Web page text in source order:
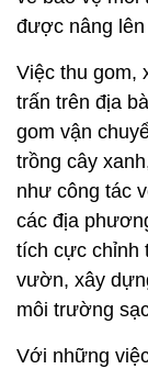
được nâng lên
Việc thu gom,
trấn trên địa
gom vận
trồng cây
như công tác
các địa
tích cực chỉnh
vườn, xây
môi trường
Với những